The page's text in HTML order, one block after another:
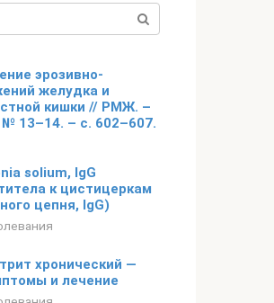
эрозивно-
желудка и
кишки // РМЖ. –
13–14. – с. 602–607.
solium, IgG
к цистицеркам
цепня, IgG)
хронический —
и лечение